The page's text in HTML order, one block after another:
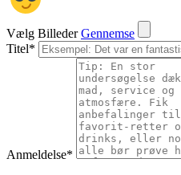
Vælg Billeder Gennemse
Titel*
Anmeldelse*